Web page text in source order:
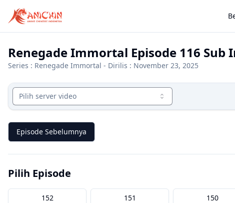
Renegade Immortal Episode 116 Sub
Series : Renegade Immortal - Dirilis : November 23, 2025
Pilih server video
Episode Sebelumnya
Pilih Episode
152 151 150